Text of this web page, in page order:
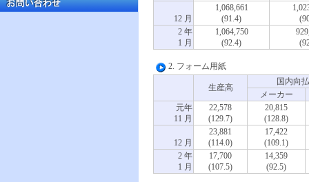
12 月
1,068,661
(91.4)
2 年
1 月
1,064,750
(92.4)
2. フォーム用紙
生産高
国内向
メーカー
元年
11 月
22,578
(129.7)
20,815
(128.8)
12 月
23,881
(114.0)
17,422
(109.1)
2 年
1 月
17,700
(107.5)
14,359
(92.5)